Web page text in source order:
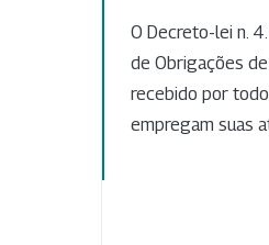
O Decreto-lei n.
de Obrigações
recebido por
empregam suas